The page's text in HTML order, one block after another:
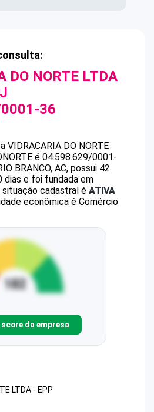
DO NORTE LTDA
36
VIDRACARIA DO NORTE
é 04.598.629/0001-
BRANCO, AC, possui 42
dias e foi fundada em
situação cadastral é ATIVA
econômica é Comércio
da empresa
LTDA - EPP